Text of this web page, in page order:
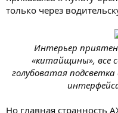
только через
Интерьер приятен
«китайщины», все
голубоватая подсветка
Но главная странность